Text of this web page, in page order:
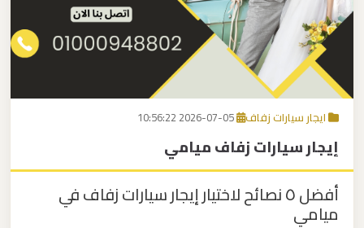
اتصل بنا
EN
ايجار سيارات زفاف
إيجار سيارات زفاف ميامي
أفضل ٥ نصائح لاختيار إيجار سيارات زفاف في
ميامي
برج
العرب
القاهرة
مكاتب
ليموزين
الاسكندرية